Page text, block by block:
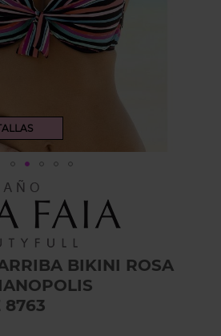
BIKINI ROSA
8763